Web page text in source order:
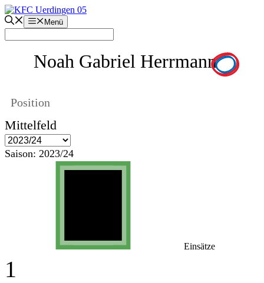
Zum
Inhalt
springen
Menü
Noah Gabriel Herrmann
Position
Mittelfeld
Saison: 2023/24
Einsätze
1